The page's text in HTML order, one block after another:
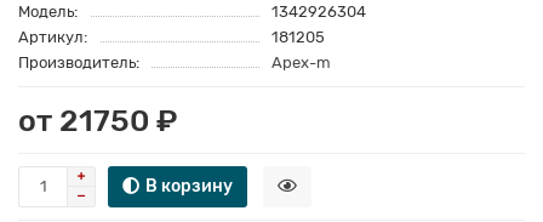
Модель:
1342926304
Артикул:
181205
Производитель:
Apex-m
от 21750 ₽
В корзину